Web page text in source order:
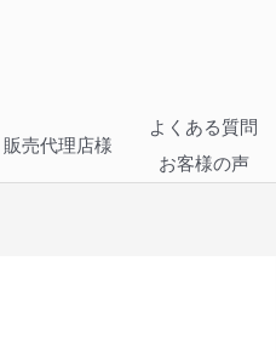
販売代理店様
よくある質問
お客様の声